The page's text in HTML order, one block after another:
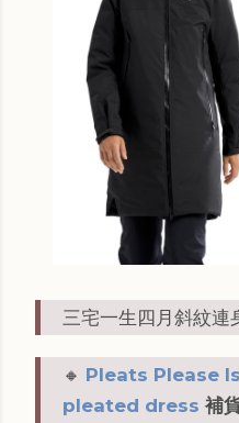
三宅一生四月斜紋連
🔸 Pleats Please
pleated dress 補